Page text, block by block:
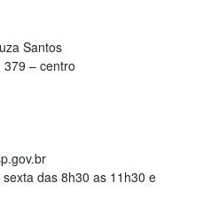
Santos
379 – centro
das 8h30 as 11h30 e